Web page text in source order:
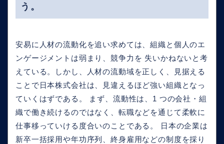
う。
安易に人材の流動化を追い求めては、組織と個人のエ
ンゲージメントは弱まり、競争力を 失いかねないと考
えている。しかし、人材の流動域を正しく、見据える
ことで日本株式会社は、見違えるほど強い組織となっ
ていくはずである。 まず、流動性は、1 つの会社・組
織で働き続けるのではなく、転職などを通じて柔軟に
仕事移っていける度合いのことである。 日本の企業は
新卒一括採用や年功序列、終身雇用などの制度を採り